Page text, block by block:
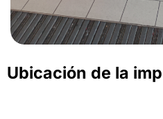
Ubicación de la